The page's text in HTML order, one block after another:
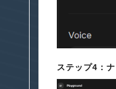
ステップ4：